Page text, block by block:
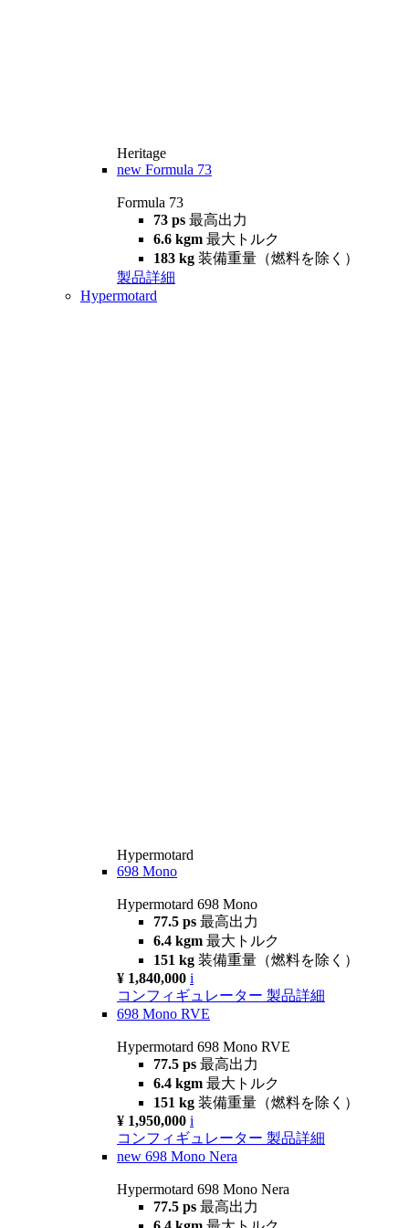
Heritage
new Formula 73
Formula 73
73 ps 最高出力
6.6 kgm 最大トルク
183 kg 装備重量（燃料を除く）
製品詳細
Hypermotard
Hypermotard
698 Mono
Hypermotard 698 Mono
77.5 ps 最高出力
6.4 kgm 最大トルク
151 kg 装備重量（燃料を除く）
¥ 1,840,000 i
コンフィギュレーター 製品詳細
698 Mono RVE
Hypermotard 698 Mono RVE
77.5 ps 最高出力
6.4 kgm 最大トルク
151 kg 装備重量（燃料を除く）
¥ 1,950,000 i
コンフィギュレーター 製品詳細
new 698 Mono Nera
Hypermotard 698 Mono Nera
77.5 ps 最高出力